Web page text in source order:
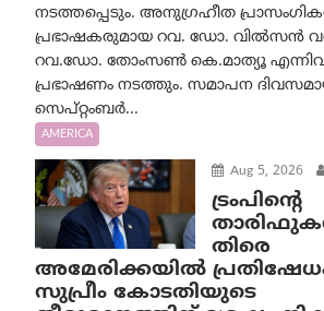
നടത്തപ്പെടും. അനുഗ്രഹീത
പ്രഭാഷകരുമായ റവ. ഡോ. വിൽസൻ
റവ.ഡോ. തോംസൺ കെ.മാത്യൂ
പ്രഭാഷണം നടത്തും. സമാപന
സെപ്റ്റംബർ...
AMERICA
Aug 5, 2026
ട്രംപിന്റെ
തിരെ
അമേരിക്കയില്‍
സുപ്രീം കോടതിയുടെ